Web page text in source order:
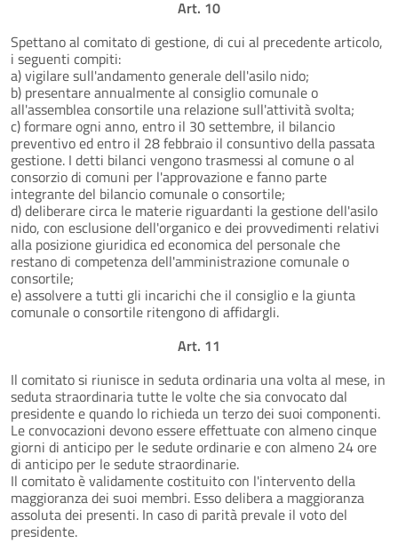
Art. 10
Spettano al comitato di gestione, di cui al precedente articolo,
i seguenti compiti:
a) vigilare sull'andamento generale dell'asilo nido;
b) presentare annualmente al consiglio comunale o
all'assemblea consortile una relazione sull'attività svolta;
c) formare ogni anno, entro il 30 settembre, il bilancio
preventivo ed entro il 28 febbraio il consuntivo della passata
gestione. I detti bilanci vengono trasmessi al comune o al
consorzio di comuni per l'approvazione e fanno parte
integrante del bilancio comunale o consortile;
d) deliberare circa le materie riguardanti la gestione dell'asilo
nido, con esclusione dell'organico e dei provvedimenti relativi
alla posizione giuridica ed economica del personale che
restano di competenza dell'amministrazione comunale o
consortile;
e) assolvere a tutti gli incarichi che il consiglio e la giunta
comunale o consortile ritengono di affidargli.
Art. 11
Il comitato si riunisce in seduta ordinaria una volta al mese, in
seduta straordinaria tutte le volte che sia convocato dal
presidente e quando lo richieda un terzo dei suoi componenti.
Le convocazioni devono essere effettuate con almeno cinque
giorni di anticipo per le sedute ordinarie e con almeno 24 ore
di anticipo per le sedute straordinarie.
Il comitato è validamente costituito con l'intervento della
maggioranza dei suoi membri. Esso delibera a maggioranza
assoluta dei presenti. In caso di parità prevale il voto del
presidente.